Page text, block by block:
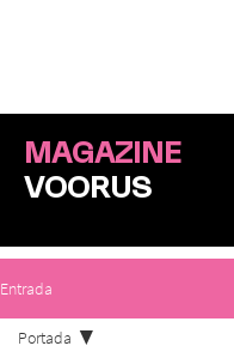
MAGAZINE
VOORUS
Entrada
Portada